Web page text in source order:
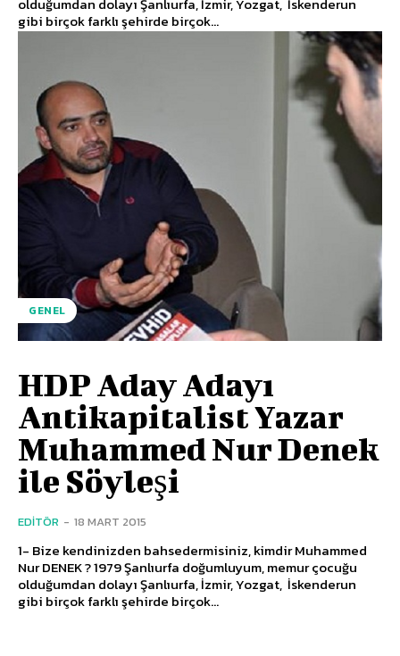
gibi birçok farklı şehirde birçok...
GENEL
HDP Aday Adayı
Antikapitalist Yazar
Muhammed Nur Denek
ile Söyleşi
EDITÖR - 18 MART 2015
1- Bize kendinizden bahsedermisiniz, kimdir Muhammed
Nur DENEK ? 1979 Şanlıurfa doğumluyum, memur çocuğu
olduğumdan dolayı Şanlıurfa, İzmir, Yozgat, İskenderun
gibi birçok farklı şehirde birçok...